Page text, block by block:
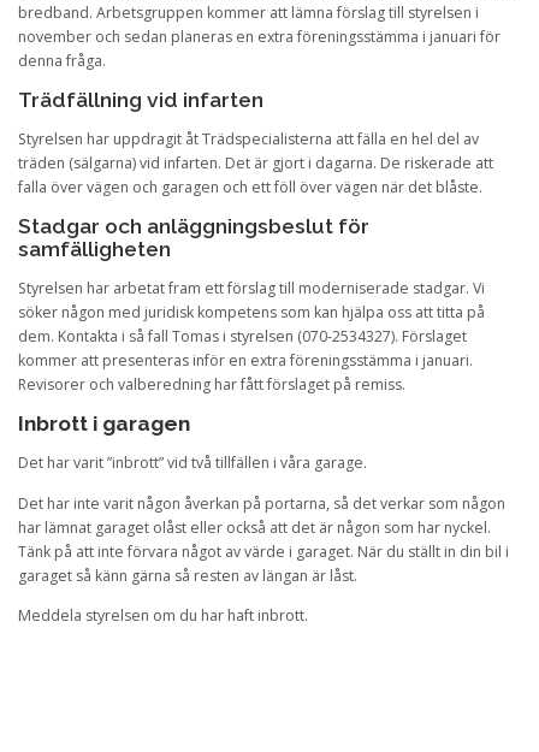
bredband. Arbetsgruppen kommer att lämna förslag till styrelsen i
november och sedan planeras en extra föreningsstämma i januari för
denna fråga.
Trädfällning vid infarten
Styrelsen har uppdragit åt Trädspecialisterna att fälla en hel del av
träden (sälgarna) vid infarten. Det är gjort i dagarna. De riskerade att
falla över vägen och garagen och ett föll över vägen när det blåste.
Stadgar och anläggningsbeslut för
samfälligheten
Styrelsen har arbetat fram ett förslag till moderniserade stadgar. Vi
söker någon med juridisk kompetens som kan hjälpa oss att titta på
dem. Kontakta i så fall Tomas i styrelsen (070-2534327). Förslaget
kommer att presenteras inför en extra föreningsstämma i januari.
Revisorer och valberedning har fått förslaget på remiss.
Inbrott i garagen
Det har varit ”inbrott” vid två tillfällen i våra garage.
Det har inte varit någon åverkan på portarna, så det verkar som någon
har lämnat garaget olåst eller också att det är någon som har nyckel.
Tänk på att inte förvara något av värde i garaget. När du ställt in din bil i
garaget så känn gärna så resten av längan är låst.
Meddela styrelsen om du har haft inbrott.